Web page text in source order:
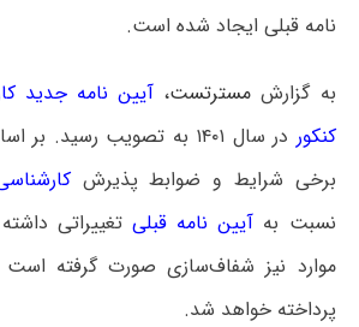
نامه قبلی ایجاد شده است.
به گزارش مسترتست، آیین نامه جدید
کنکور
در سال ۱۴۰۱ به تصویب
برخی شرایط و ضوابط پذیرش
نسبت به آیین نامه قبلی تغییراتی
موارد نیز شفاف‌سازی صورت گرفته است
پرداخته خواهد شد.